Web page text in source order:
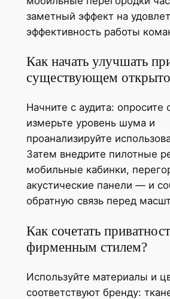
заметный эффект на
эффективность работы
Как начать улучшать
существующем
Начните с аудита: опросите
измерьте уровень шума и
проанализируйте
Затем внедрите пилотные
мобильные кабинки,
акустические панели — и
обратную связь перед
Как сочетать
фирменным стилем?
Используйте материалы и
соответствуют бренду: